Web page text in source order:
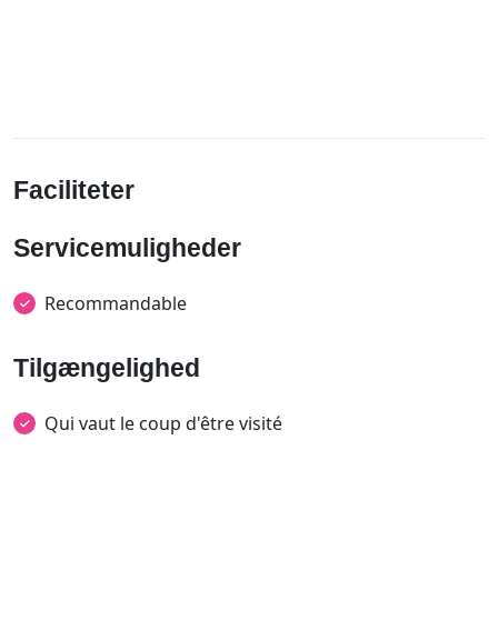
Faciliteter
Servicemuligheder
Recommandable
Tilgængelighed
Qui vaut le coup d'être visité